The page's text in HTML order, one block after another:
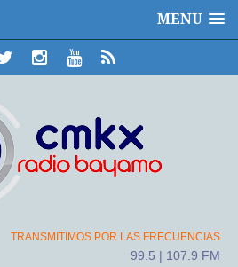
MENU
TRANSMITIMOS POR LAS FRECUENCIAS
99.5 | 107.9 FM